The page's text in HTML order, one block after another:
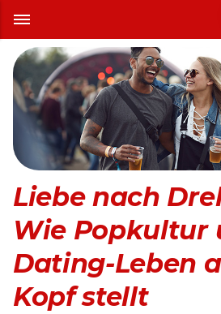
Liebe nach
Wie Popkultur
Dating-Leben
Kopf stellt